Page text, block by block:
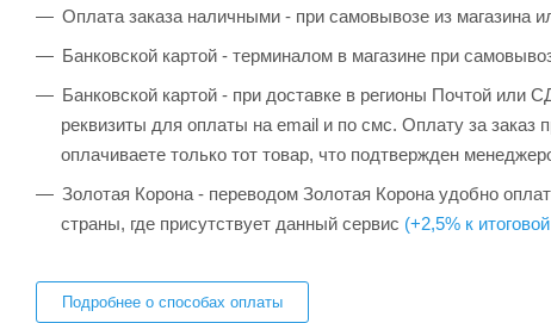
Оплата заказа наличными - при самовывозе из магазина
Банковской картой - терминалом в магазине при
Банковской картой - при доставке в регионы Почтой
реквизиты для оплаты на email и по смс. Оплату за заказ
оплачиваете только тот товар, что подтвержден
Золотая Корона - переводом Золотая Корона удобно
страны, где присутствует данный сервис (+2,5% к
Подробнее о способах оплаты